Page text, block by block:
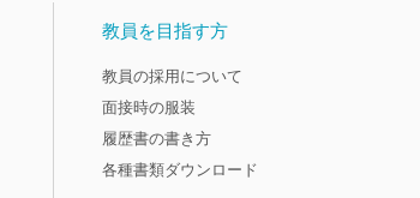
教員を目指す方
教員の採用について
面接時の服装
履歴書の書き方
各種書類ダウンロード